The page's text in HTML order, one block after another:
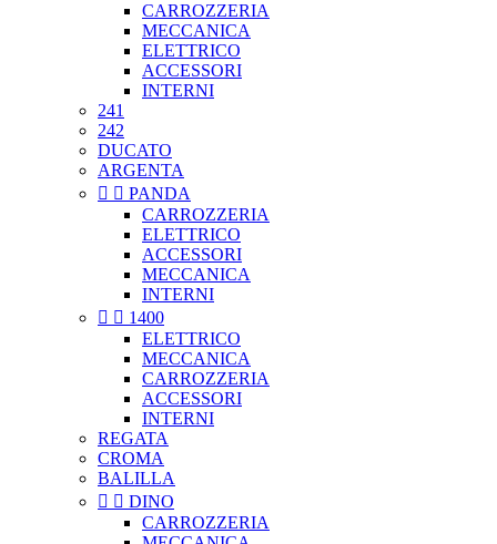
CARROZZERIA
MECCANICA
ELETTRICO
ACCESSORI
INTERNI
241
242
DUCATO
ARGENTA
  PANDA
CARROZZERIA
ELETTRICO
ACCESSORI
MECCANICA
INTERNI
  1400
ELETTRICO
MECCANICA
CARROZZERIA
ACCESSORI
INTERNI
REGATA
CROMA
BALILLA
  DINO
CARROZZERIA